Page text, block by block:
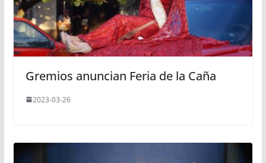
Gremios anuncian Feria de la Caña
2023-03-26